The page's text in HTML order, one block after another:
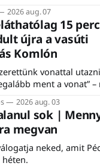
2026 aug. 07
15
újra a vasúti
Komlón
vonattal
ment a vonat” –
a város életében.
vasútállomáson közel
a
2026 aug. 03
sok |
megvan
neked, amit